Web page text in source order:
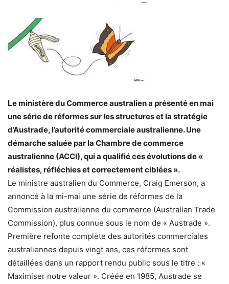
Le ministère du Commerce australien a présenté en mai
une série de réformes sur les structures et la stratégie
d’Austrade, l’autorité commerciale australienne. Une
démarche saluée par la Chambre de commerce
australienne (ACCI), qui a qualifié ces évolutions de «
réalistes, réfléchies et correctement ciblées ».
Le ministre australien du Commerce, Craig Emerson, a
annoncé à la mi-mai une série de réformes de la
Commission australienne du commerce (Australian Trade
Commission), plus connue sous le nom de « Austrade ».
Première refonte complète des autorités commerciales
australiennes depuis vingt ans, ces réformes sont
détaillées dans un rapport rendu public sous le titre : «
Maximiser notre valeur ». Créée en 1985, Austrade se